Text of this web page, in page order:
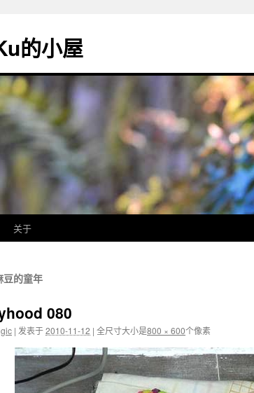
的小屋
关于
豆的童年
080
| 发表于2010-11-12 | 全尺寸大小是800 × 600个像素